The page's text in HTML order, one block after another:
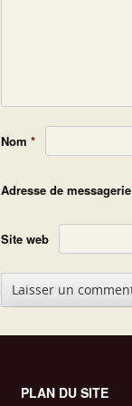
Nom *
Adresse de messagerie
Site web
PLAN DU SITE